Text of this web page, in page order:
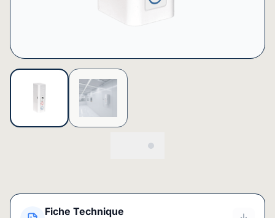
Fiche Technique